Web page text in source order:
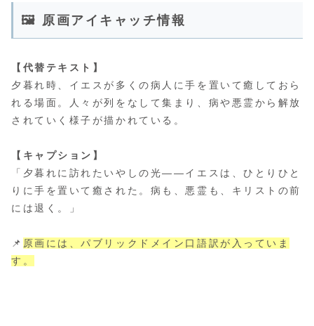
🖼 原画アイキャッチ情報
【代替テキスト】
夕暮れ時、イエスが多くの病人に手を置いて癒しておら
れる場面。人々が列をなして集まり、病や悪霊から解放
されていく様子が描かれている。
【キャプション】
「夕暮れに訪れたいやしの光――イエスは、ひとりひと
りに手を置いて癒された。病も、悪霊も、キリストの前
には退く。」
📌 原画には、パブリックドメイン口語訳が入っていま
す。